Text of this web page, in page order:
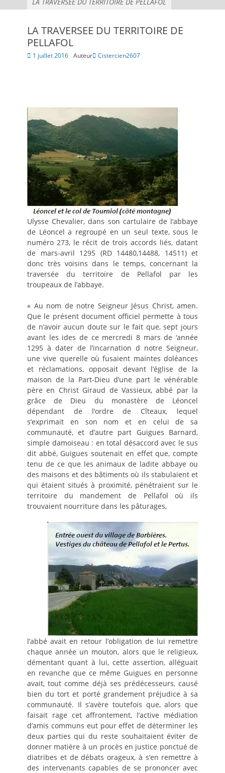
LA TRAVERSEE DU TERRITOIRE DE
PELLAFOL
Posté
1 juillet 2016 Auteur Cistercien2607
Ulysse Chevalier, dans son cartulaire de l’abbaye
de Léoncel a regroupé en un seul texte, sous le
numéro 273, le récit de trois accords liés, datant
de mars-avril 1295 (RD 14480,14488, 14511) et
donc très voisins dans le temps, concernant la
traversée du territoire de Pellafol par les
troupeaux de l’abbaye.
« Au nom de notre Seigneur Jésus Christ, amen.
Que le présent document officiel permette à tous
de n’avoir aucun doute sur le fait que, sept jours
avant les ides de ce mercredi 8 mars de ‘année
1295 à dater de l’incarnation d notre Seigneur,
une vive querelle où fusaient maintes doléances
et réclamations, opposait devant l’église de la
maison de la Part-Dieu d’une part le vénérable
père en Christ Giraud de Vassieux, abbé par la
grâce de Dieu du monastère de Léoncel
dépendant de l’ordre de Cîteaux, lequel
s’exprimait en son nom et en celui de sa
communauté, et d’autre part Guigues Barnard,
simple damoiseau : en total désaccord avec le sus
dit abbé, Guigues soutenait en effet que, compte
tenu de ce que les animaux de ladite abbaye ou
des maisons et des bâtiments où ils stabulaient et
qui étaient situés à proximité, pénétraient sur le
territoire du mandement de Pellafol où ils
trouvaient nourriture dans les pâturages,
l’abbé avait en retour l’obligation de lui remettre
chaque année un mouton, alors que le religieux,
démentant quant à lui, cette assertion, alléguait
en revanche que ce même Guigues en personne
avait, tout comme déjà ses prédécesseurs, causé
bien du tort et porté grandement préjudice à sa
communauté. Il s’avère toutefois que, alors que
faisait rage cet affrontement, l’active médiation
d’amis communs eut pour effet de déterminer les
deux parties qui du reste souhaitaient éviter de
donner matière à un procès en justice ponctué de
diatribes et de débats orageux, à s’en remettre à
des intervenants capables de se prononcer avec